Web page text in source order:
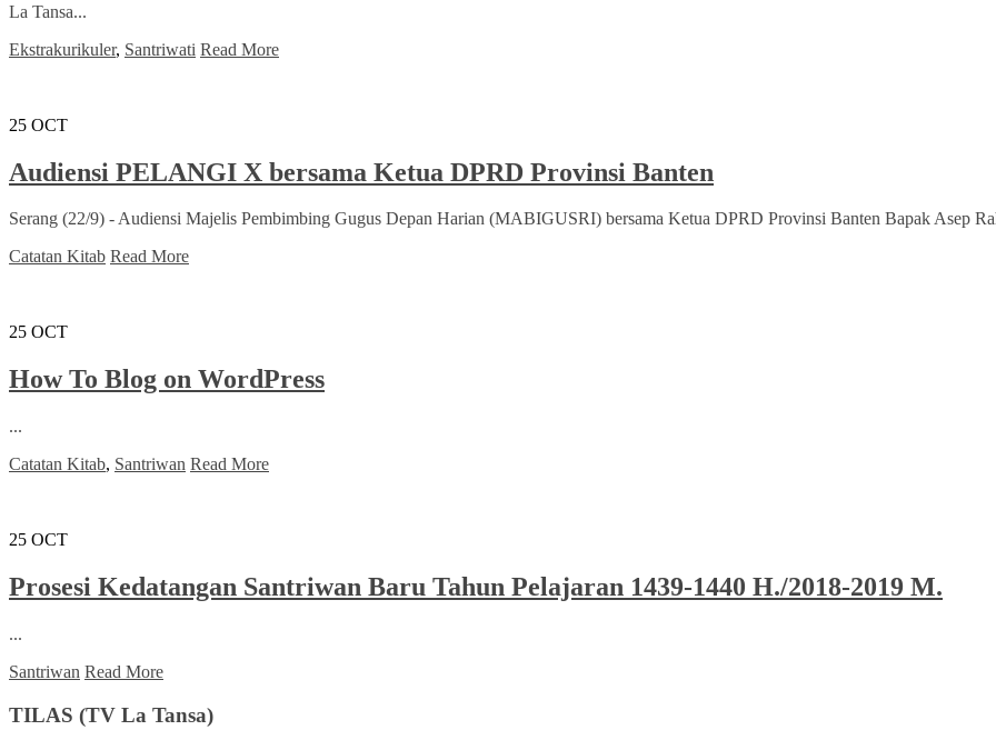
La Tansa...
Ekstrakurikuler, Santriwati Read More
25 OCT
Audiensi PELANGI X bersama Ketua DPRD Provinsi Banten
Serang (22/9) - Audiensi Majelis Pembimbing Gugus Depan Harian (MABIGUSRI) bersama Ketua DPRD Provinsi Banten Bapak Asep
Catatan Kitab Read More
25 OCT
How To Blog on WordPress
...
Catatan Kitab, Santriwan Read More
25 OCT
Prosesi Kedatangan Santriwan Baru Tahun Pelajaran 1439-1440 H./2018-2019 M.
...
Santriwan Read More
TILAS (TV La Tansa)